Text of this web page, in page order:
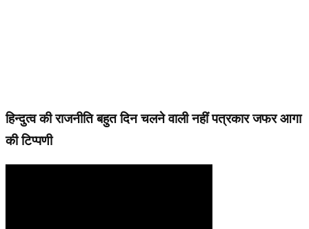
हिन्दुत्व की राजनीति बहुत दिन चलने वाली नहीं पत्रकार जफर आगा
की टिप्पणी